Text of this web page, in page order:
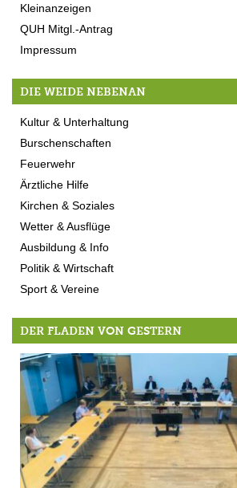
Kleinanzeigen
QUH Mitgl.-Antrag
Impressum
DIE WEIDE NEBENAN
Kultur & Unterhaltung
Burschenschaften
Feuerwehr
Ärztliche Hilfe
Kirchen & Soziales
Wetter & Ausflüge
Ausbildung & Info
Politik & Wirtschaft
Sport & Vereine
DER FLADEN VON GESTERN